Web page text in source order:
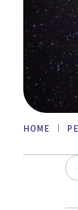
HOME